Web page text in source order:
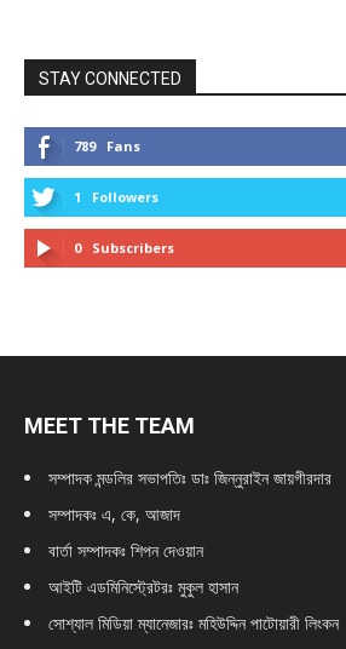
STAY CONNECTED
789 Fans
1 Followers
0 Subscribers
MEET THE TEAM
সম্পাদক মন্ডলির সভাপতিঃ ডাঃ জিন্নুরাইন জায়গীরদার
সম্পাদকঃ এ, কে, আজাদ
বার্তা সম্পাদকঃ শিপন দেওয়ান
আইটি এডমিনিস্ট্রেটরঃ মুকুল হাসান
সোশ্যাল মিডিয়া ম্যানেজারঃ মহিউদ্দিন পাটোয়ারী লিংকন